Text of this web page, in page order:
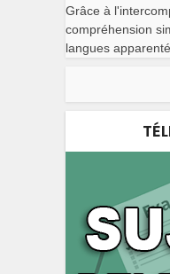
Grâce à
compréhension
langues